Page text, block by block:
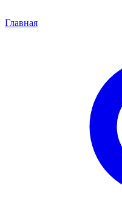
Главная